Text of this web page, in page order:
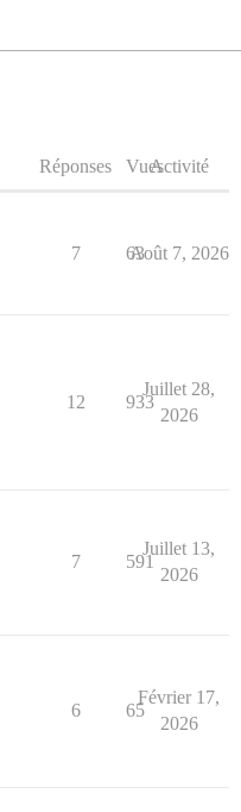
Réponses VuesActivité
7 63
Août 7, 2026
12 933
Juillet 28,
2026
7 591
Juillet 13,
2026
6 65
Février 17,
2026